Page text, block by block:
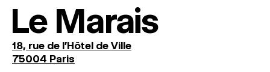
Le Marais
18, rue de l'Hôtel de Ville
75004 Paris